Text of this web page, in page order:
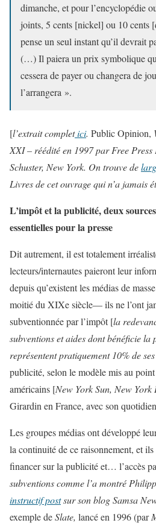
dimanche, et pour l’encyclopédie
joints, 5 cents [nickel] ou 10 cents
pense un seul instant qu’il devrait
(…) Il paiera un prix symbolique
cessera de payer ou changera de
l’arrangera ».
[l’extrait completici. Public Opinion,
XXI – réédité en 1997 par Free
Schuster, New York. On trouve de
Livres de cet ouvrage qui n’a jamais
L’impôt et la publicité, deux
essentielles pour la presse
Dit autrement, il est totalement
lecteurs/internautes paieront leur
depuis qu’existent les médias de
moitié du XIXe siècle— ils ne l’ont
subventionnée par l’impôt [la
subventions et aides dont bénéficie
représentent pratiquement 10% de
publicité, selon le modèle mis au
américains [New York Sun, New
Girardin en France, avec son quotidien
Les groupes médias ont développé
la continuité de ce raisonnement, et
financer sur la publicité et… l’accès
subventions comme l’a montré
instructif postsur son blog Samsa
exemple deSlate, lancé en 1996 (par